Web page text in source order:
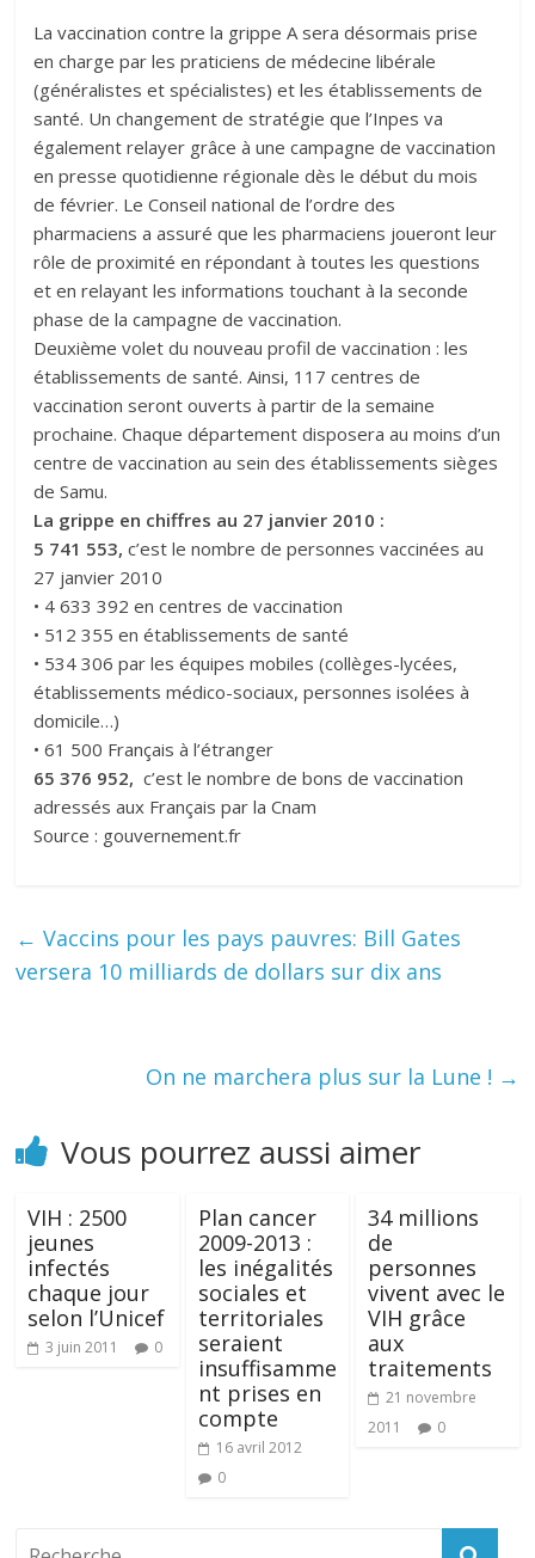
La vaccination contre la grippe A sera désormais prise
en charge par les praticiens de médecine libérale
(généralistes et spécialistes) et les établissements de
santé. Un changement de stratégie que l’Inpes va
également relayer grâce à une campagne de vaccination
en presse quotidienne régionale dès le début du mois
de février. Le Conseil national de l’ordre des
pharmaciens a assuré que les pharmaciens joueront leur
rôle de proximité en répondant à toutes les questions
et en relayant les informations touchant à la seconde
phase de la campagne de vaccination.
Deuxième volet du nouveau profil de vaccination : les
établissements de santé. Ainsi, 117 centres de
vaccination seront ouverts à partir de la semaine
prochaine. Chaque département disposera au moins d’un
centre de vaccination au sein des établissements sièges
de Samu.
La grippe en chiffres au 27 janvier 2010 :
5 741 553, c’est le nombre de personnes vaccinées au
27 janvier 2010
• 4 633 392 en centres de vaccination
• 512 355 en établissements de santé
• 534 306 par les équipes mobiles (collèges-lycées,
établissements médico-sociaux, personnes isolées à
domicile…)
• 61 500 Français à l’étranger
65 376 952, c’est le nombre de bons de vaccination
adressés aux Français par la Cnam
Source : gouvernement.fr
← Vaccins pour les pays pauvres: Bill Gates
versera 10 milliards de dollars sur dix ans
On ne marchera plus sur la Lune ! →
Vous pourrez aussi aimer
VIH : 2500
jeunes
infectés
chaque jour
selon l’Unicef
3 juin 2011 0
Plan cancer
2009-2013 :
les inégalités
sociales et
territoriales
seraient
insuffisamme
nt prises en
compte
16 avril 2012
0
34 millions
de
personnes
vivent avec le
VIH grâce
aux
traitements
21 novembre
2011
0